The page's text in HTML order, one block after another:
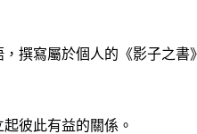
撰寫屬於個人的《影子之書
彼此有益的關係。